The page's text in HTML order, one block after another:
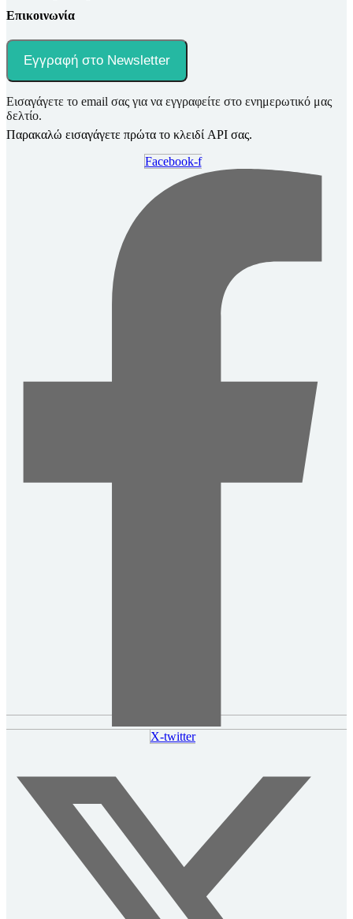
Επικοινωνία
Εγγραφή στο Newsletter
Εισαγάγετε το email σας για να εγγραφείτε στο ενημερωτικό μας
δελτίο.
Παρακαλώ εισαγάγετε πρώτα το κλειδί API σας.
Facebook-f
X-twitter